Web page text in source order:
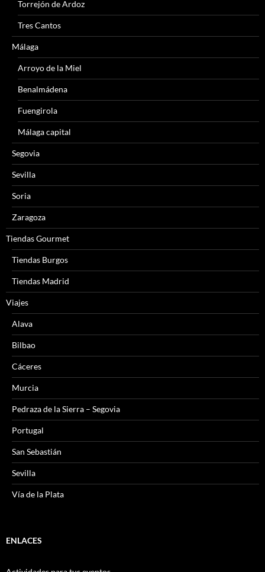
Torrejón de Ardoz
Tres Cantos
Málaga
Arroyo de la Miel
Benalmádena
Fuengirola
Málaga capital
Segovia
Sevilla
Soria
Zaragoza
Tiendas Gourmet
Tiendas Burgos
Tiendas Madrid
Viajes
Alava
Bilbao
Cáceres
Murcia
Pedraza de la Sierra – Segovia
Portugal
San Sebastián
Sevilla
Vía de la Plata
ENLACES